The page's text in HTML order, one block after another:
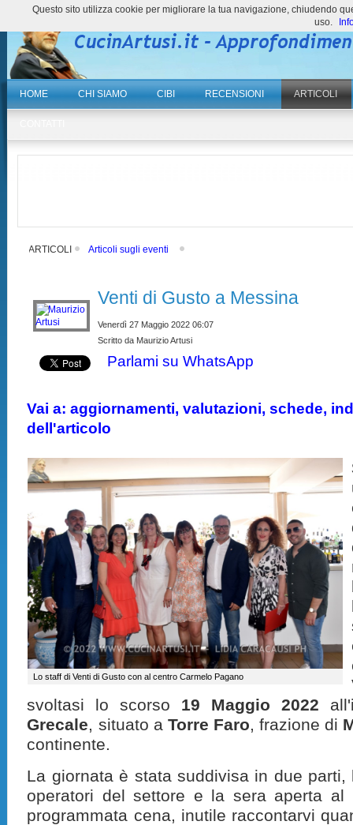
HOME CHI SIAMO CIBI RECENSIONI ARTICOLI
ARTICOLI Articoli sugli eventi
Venti di Gusto a Messina
Venerdì 27 Maggio 2022 06:07
Scritto da Maurizio Artusi
Parlami su WhatsApp
Vai a: aggiornamenti, valutazioni, schede,
dell'articolo
Lo staff di Venti di Gusto con al centro Carmelo Pagano
svoltasi lo scorso 19 Maggio 2022
Grecale, situato a Torre Faro, frazione di
continente.
La giornata è stata suddivisa in due
operatori del settore e la sera aperta al
programmata cena, inutile raccontarvi
Questo sito utilizza cookie per migliorare la tua navigazione, chiudendo
uso.